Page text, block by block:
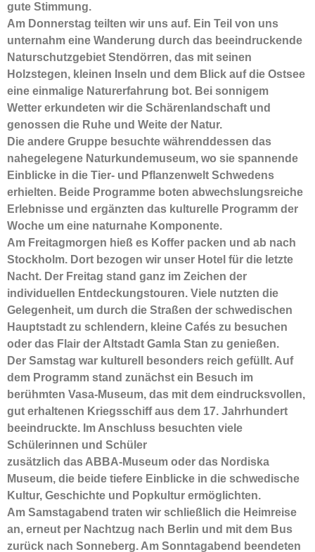
gute Stimmung.
Am Donnerstag teilten wir uns auf. Ein Teil von uns
unternahm eine Wanderung durch das beeindruckende
Naturschutzgebiet Stendörren, das mit seinen
Holzstegen, kleinen Inseln und dem Blick auf die Ostsee
eine einmalige Naturerfahrung bot. Bei sonnigem
Wetter erkundeten wir die Schärenlandschaft und
genossen die Ruhe und Weite der Natur.
Die andere Gruppe besuchte währenddessen das
nahegelegene Naturkundemuseum, wo sie spannende
Einblicke in die Tier- und Pflanzenwelt Schwedens
erhielten. Beide Programme boten abwechslungsreiche
Erlebnisse und ergänzten das kulturelle Programm der
Woche um eine naturnahe Komponente.
Am Freitagmorgen hieß es Koffer packen und ab nach
Stockholm. Dort bezogen wir unser Hotel für die letzte
Nacht. Der Freitag stand ganz im Zeichen der
individuellen Entdeckungstouren. Viele nutzten die
Gelegenheit, um durch die Straßen der schwedischen
Hauptstadt zu schlendern, kleine Cafés zu besuchen
oder das Flair der Altstadt Gamla Stan zu genießen.
Der Samstag war kulturell besonders reich gefüllt. Auf
dem Programm stand zunächst ein Besuch im
berühmten Vasa-Museum, das mit dem eindrucksvollen,
gut erhaltenen Kriegsschiff aus dem 17. Jahrhundert
beeindruckte. Im Anschluss besuchten viele
Schülerinnen und Schüler
zusätzlich das ABBA-Museum oder das Nordiska
Museum, die beide tiefere Einblicke in die schwedische
Kultur, Geschichte und Popkultur ermöglichten.
Am Samstagabend traten wir schließlich die Heimreise
an, erneut per Nachtzug nach Berlin und mit dem Bus
zurück nach Sonneberg. Am Sonntagabend beendeten